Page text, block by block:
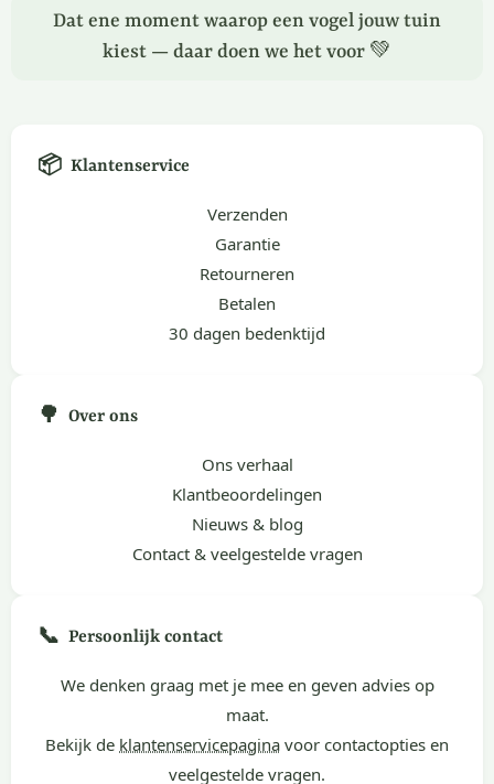
Dat ene moment waarop een vogel jouw tuin
kiest — daar doen we het voor 💚
📦 Klantenservice
Verzenden
Garantie
Retourneren
Betalen
30 dagen bedenktijd
🌳 Over ons
Ons verhaal
Klantbeoordelingen
Nieuws & blog
Contact & veelgestelde vragen
📞 Persoonlijk contact
We denken graag met je mee en geven advies op
maat.
Bekijk de klantenservicepagina voor contactopties en
veelgestelde vragen.